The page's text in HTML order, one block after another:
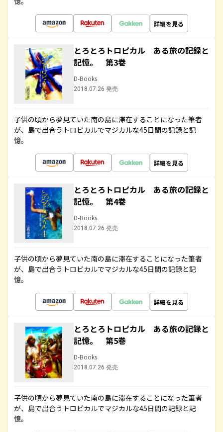
詳細を見る
とろとろトロピカル ある旅の記録と
記憶。 第3巻
D-Books
2018.07.26 発売
子供の頃から夢見ていた南の島に滞在することになった筆者
が、島で出合うトロピカルでマジカルな45日間の記録と記
憶。
詳細を見る
とろとろトロピカル ある旅の記録と
記憶。 第4巻
D-Books
2018.07.26 発売
子供の頃から夢見ていた南の島に滞在することになった筆者
が、島で出合うトロピカルでマジカルな45日間の記録と記
憶。
詳細を見る
とろとろトロピカル ある旅の記録と
記憶。 第5巻
D-Books
2018.07.26 発売
子供の頃から夢見ていた南の島に滞在することになった筆者
が、島で出合うトロピカルでマジカルな45日間の記録と記
憶。